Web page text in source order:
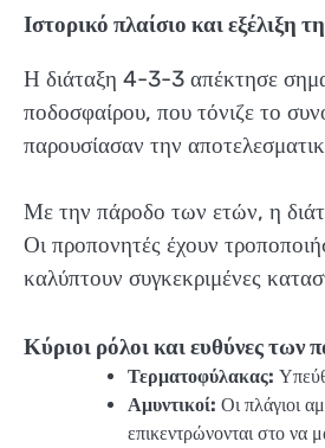
Ιστορικό πλαίσιο και εξέλιξη
Η διάταξη 4-3-3 απέκτησε
ποδοσφαίρου, που τόνιζε το
παρουσίασαν την
Με την πάροδο των ετών, η
Οι προπονητές έχουν
καλύπτουν συγκεκριμένες
Κύριοι ρόλοι και ευθύνες των
Τερματοφύλακας:
Αμυντικοί: Οι πλάγιοι
επικεντρώνονται στο να